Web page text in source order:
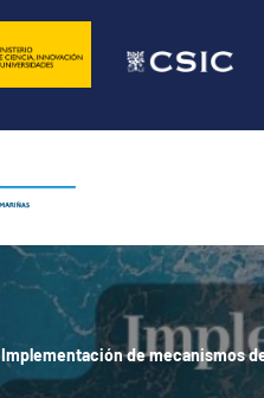
Implementación de mecanismos